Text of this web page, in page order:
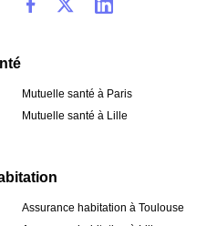
Mutuelle santé à Paris
Mutuelle santé à Lille
Assurance habitation à Toulouse